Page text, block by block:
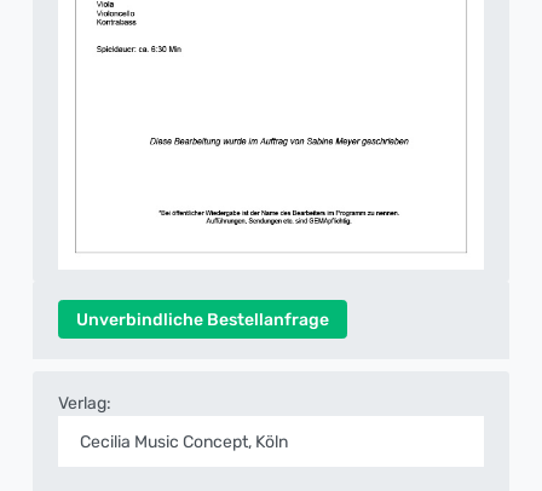
Unverbindliche Bestellanfrage
Verlag:
Cecilia Music Concept, Köln